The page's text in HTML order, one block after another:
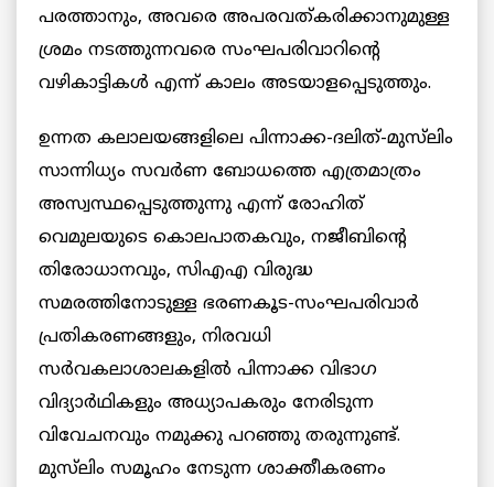
പരത്താനും, അവരെ അപരവത്കരിക്കാനുമുള്ള
ശ്രമം നടത്തുന്നവരെ സംഘപരിവാറിന്റെ
വഴികാട്ടികള്‍ എന്ന് കാലം അടയാളപ്പെടുത്തും.
ഉന്നത കലാലയങ്ങളിലെ പിന്നാക്ക-ദലിത്-മുസ്‌ലിം
സാന്നിധ്യം സവര്‍ണ ബോധത്തെ എത്രമാത്രം
അസ്വസ്ഥപ്പെടുത്തുന്നു എന്ന്‌ രോഹിത്
വെമുലയുടെ കൊലപാതകവും, നജീബിന്റെ
തിരോധാനവും, സിഎഎ വിരുദ്ധ
സമരത്തിനോടുള്ള ഭരണകൂട-സംഘപരിവാര്‍
പ്രതികരണങ്ങളും, നിരവധി
സര്‍വകലാശാലകളില്‍ പിന്നാക്ക വിഭാഗ
വിദ്യാര്‍ഥികളും അധ്യാപകരും നേരിടുന്ന
വിവേചനവും നമുക്കു പറഞ്ഞു തരുന്നുണ്ട്.
മുസ്‌ലിം സമൂഹം നേടുന്ന ശാക്തീകരണം